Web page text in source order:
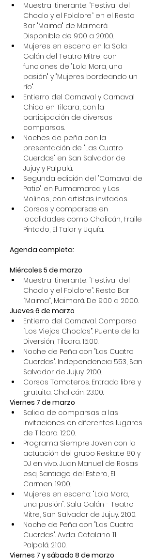
Muestra Itinerante: “Festival del
Choclo y el Folclore” en el Resto
Bar "Maima" de Maimará.
Disponible de 9:00 a 20:00.
Mujeres en escena en la Sala
Galán del Teatro Mitre, con
funciones de "Lola Mora, una
pasión" y "Mujeres bordeando un
río".
Entierro del Carnaval y Carnaval
Chico en Tilcara, con la
participación de diversas
comparsas.
Noches de peña con la
presentación de "Las Cuatro
Cuerdas" en San Salvador de
Jujuy y Palpalá.
Segunda edición del "Carnaval de
Patio" en Purmamarca y Los
Molinos, con artistas invitados.
Corsos y comparsas en
localidades como Chalicán, Fraile
Pintado, El Talar y Uquía.
Agenda completa:
Miércoles 5 de marzo
Muestra Itinerante: “Festival del
Choclo y el Folclore”. Resto Bar
“Maima”, Maimará. De 9:00 a 20:00.
Jueves 6 de marzo
Entierro del Carnaval. Comparsa
“Los Viejos Choclos”. Puente de la
Diversión, Tilcara. 15:00.
Noche de Peña con "Las Cuatro
Cuerdas". Independencia 553, San
Salvador de Jujuy. 21:00.
Corsos Tomateros. Entrada libre y
gratuita. Chalicán. 23:00.
Viernes 7 de marzo
Salida de comparsas a las
invitaciones en diferentes lugares
de Tilcara. 12:00.
Programa Siempre Joven con la
actuación del grupo Reskate 80 y
DJ en vivo. Juan Manuel de Rosas
esq. Santiago del Estero, El
Carmen. 19:00.
Mujeres en escena: "Lola Mora,
una pasión". Sala Galán - Teatro
Mitre, San Salvador de Jujuy. 21:00.
Noche de Peña con "Las Cuatro
Cuerdas". Avda. Catalano 11,
Palpalá. 21:00.
Viernes 7 y sábado 8 de marzo